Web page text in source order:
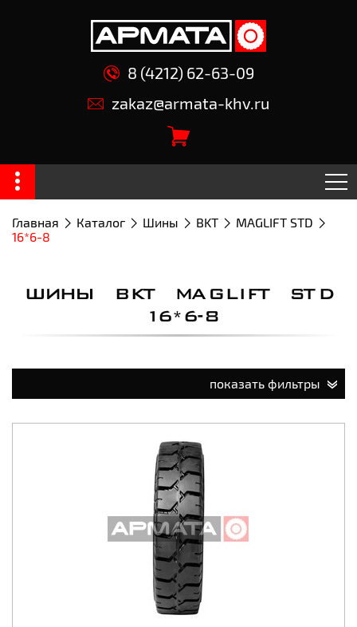
8 (4212) 62-63-09
zakaz@armata-khv.ru
Главная Каталог Шины BKT
MAGLIFT STD
16*6-8
ШИНЫ BKT MAGLIFT STD
16*6-8
показать фильтры